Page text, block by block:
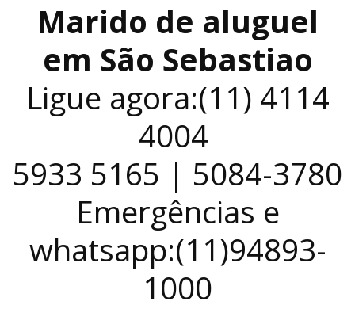
Marido de aluguel
em São Sebastiao
Ligue agora:(11) 4114
4004
5933 5165 | 5084-3780
Emergências e
whatsapp:(11)94893-
1000